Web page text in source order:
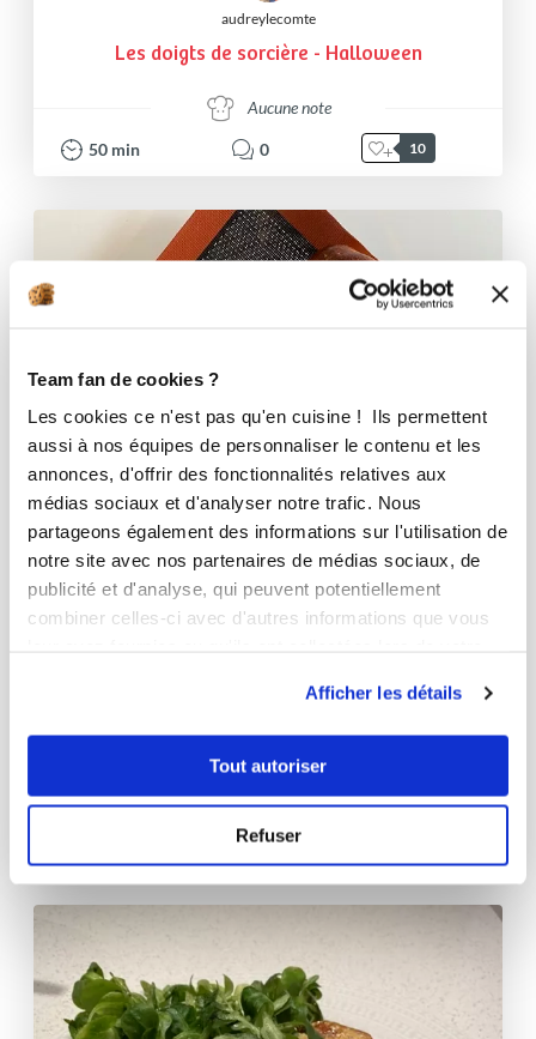
Team fan de cookies ?
Les cookies ce n'est pas qu'en cuisine ! Ils permettent
aussi à nos équipes de personnaliser le contenu et les
annonces, d'offrir des fonctionnalités relatives aux
médias sociaux et d'analyser notre trafic. Nous
partageons également des informations sur l'utilisation de
notre site avec nos partenaires de médias sociaux, de
publicité et d'analyse, qui peuvent potentiellement
combiner celles-ci avec d'autres informations que vous
Afficher les détails
Tout autoriser
Refuser
audreylecomte
Les doigts de sorcière - Halloween
Aucune note
50 min 0 10
Aucune note
0